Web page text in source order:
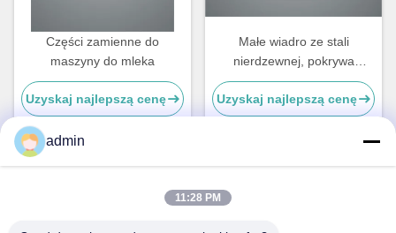
Części zamienne do
maszyny do mleka
Uzyskaj najlepszą cenę
Małe wiadro ze stali
nierdzewnej, pokrywa
powietrzna, maszyna do
mleczenia krowy części
zamienne
Uzyskaj najlepszą cenę
admin
11:28 PM